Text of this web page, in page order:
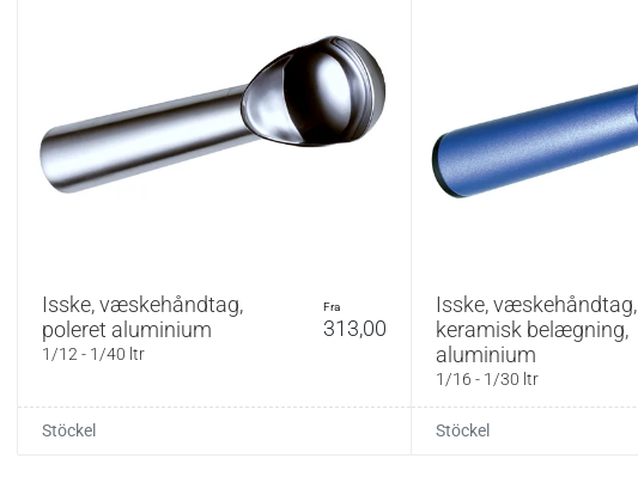
Isske, væskehåndtag,
poleret aluminium
1/12 - 1/40 ltr
fra
313,00
Stöckel
Isske, væskehåndtag,
keramisk belægning,
aluminium
1/16 - 1/30 ltr
Stöckel